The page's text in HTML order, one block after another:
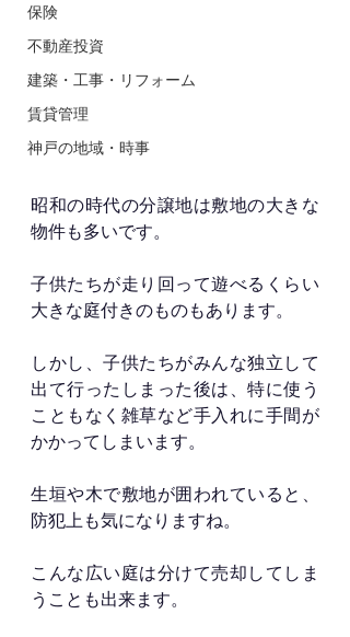
保険
不動産投資
建築・工事・リフォーム
賃貸管理
神戸の地域・時事
昭和の時代の分譲地は敷地の大きな
物件も多いです。
子供たちが走り回って遊べるくらい
大きな庭付きのものもあります。
しかし、子供たちがみんな独立して
出て行ったしまった後は、特に使う
こともなく雑草など手入れに手間が
かかってしまいます。
生垣や木で敷地が囲われていると、
防犯上も気になりますね。
こんな広い庭は分けて売却してしま
うことも出来ます。